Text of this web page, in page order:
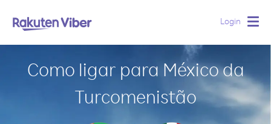
Login
Como ligar para México da
Turcomenistão